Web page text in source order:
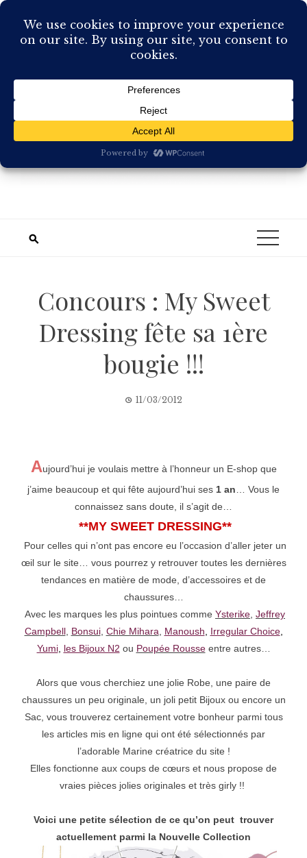
Skip
content
Concours : My Sweet
Dressing fête sa 1ère
bougie !!!
11/03/2012
Aujourd’hui je voulais mettre à l’honneur un E-shop que
j’aime beaucoup et qui fête aujourd’hui ses 1 an … Vous le
connaissez sans doute, il s’agit de…
**MY SWEET DRESSING**
Pour celles qui n’ont pas encore eu l’occasion d’aller jeter un
œil sur le site… vous pourrez y retrouver toutes les dernières
tendances en matière de mode, d’accessoires et de
chaussures…
Avec les marques les plus pointues comme Ysterike Jeffrey
Campbell, Bonsui, Chie Mihara Manoush Irregular Choice,
Yumi, les Bijoux N2 ou Poupée Rousseentre autres…
Alors que vous cherchiez une jolie Robe, une paire de
chaussures un peu originale, un joli petit Bijoux ou encore un
Sac, vous trouverez certainement votre bonheur parmi tous
les articles mis en ligne qui ont été sélectionnés par
l’adorable Marine créatrice du site !
Elles fonctionne aux coups de cœurs et nous propose de
vraies pièces jolies originales et très girly !!
Voici une petite sélection de ce qu’on peut trouver
actuellement parmi la Nouvelle Collection